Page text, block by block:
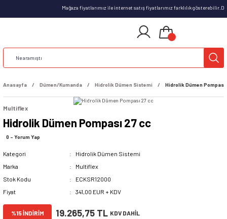
Mağaza fiyatlarımız ile internet satış fiyatlarımız farklılık
Anasayfa Dümen/Kumanda Hidrolik Dümen Sistemi Hidrolik Dümen Pompası
Multiflex
Hidrolik Dümen Pompası 27 cc
0 - Yorum Yap
Kategori
Hidrolik Dümen Sistemi
Marka
Multiflex
Stok Kodu
ECKSR12000
Fiyat
341,00 EUR + KDV
%15 İNDİRİM 19.265,75 TL KDV DAHİL